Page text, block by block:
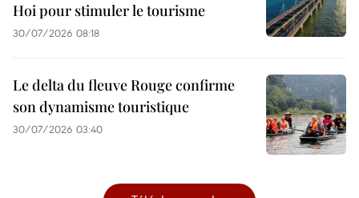
Hoi pour stimuler le tourisme
30/07/2026 08:18
Le delta du fleuve Rouge confirme
son dynamisme touristique
30/07/2026 03:40